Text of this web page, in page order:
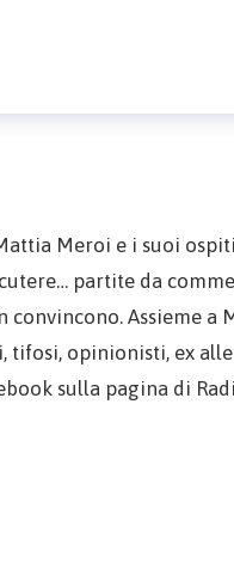
Meroi e i suoi
partite da
convincono. Assieme
tifosi, opinionisti, ex
sulla pagina di